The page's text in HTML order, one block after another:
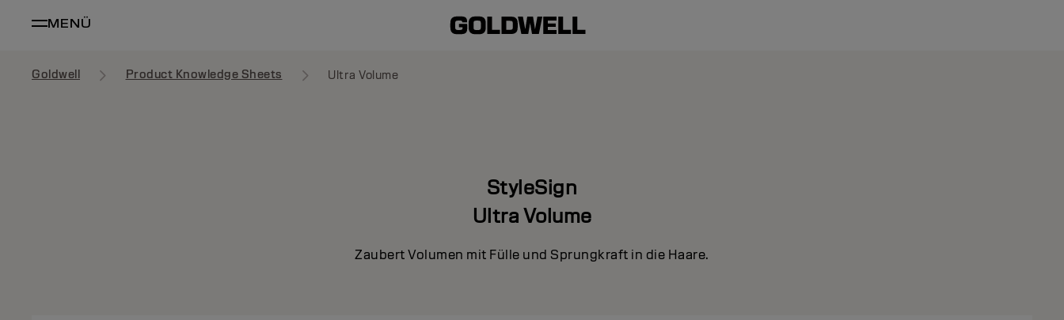
MENÜ
Goldwell Product Knowledge Sheets Ultra Volume
StyleSign
Ultra Volume
Zaubert Volumen mit Fülle und Sprungkraft in die Haare.